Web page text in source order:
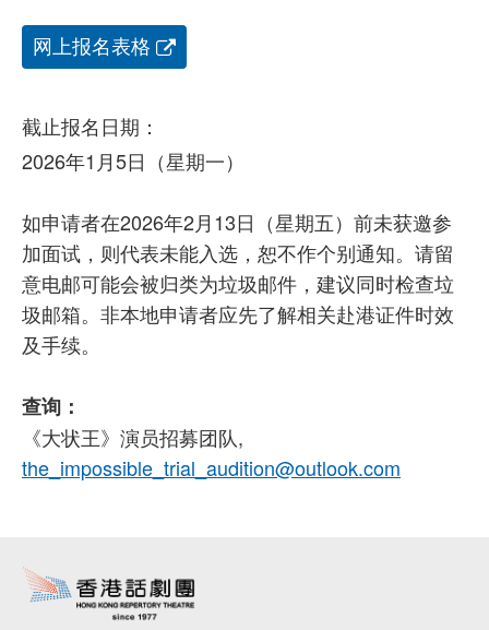
网上报名表格
截止报名日期：
2026年1月5日（星期一）
如申请者在2026年2月13日（星期五）前未获邀参
加面试，则代表未能入选，恕不作个别通知。请留
意电邮可能会被归类为垃圾邮件，建议同时检查垃
圾邮箱。非本地申请者应先了解相关赴港证件时效
及手续。
查询：
《大状王》演员招募团队,
the_impossible_trial_audition@outlook.com